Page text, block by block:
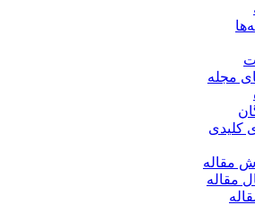
مجله
مقاله
مقاله